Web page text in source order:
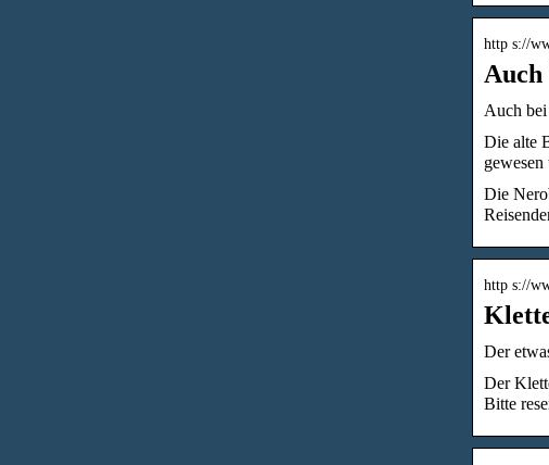
http s://
Auch
Auch
Die alte
Die
http s://
Der
Der
Bitte